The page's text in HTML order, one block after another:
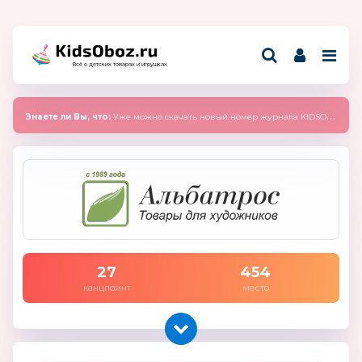
Всё о детских товарах и игрушках
Знаете ли Вы, что: Уже можно скачать новый номер журнала KIDSOBOZ 2025 (сентябрь)
27
канцпоинт
454
место